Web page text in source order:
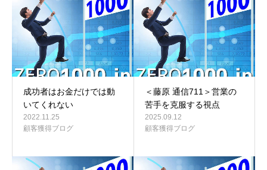
成功者はお金だけでは動
いてくれない
2022.11.25
顧客獲得ブログ
＜藤原 通信711＞営業の
苦手を克服する視点
2025.09.12
顧客獲得ブログ